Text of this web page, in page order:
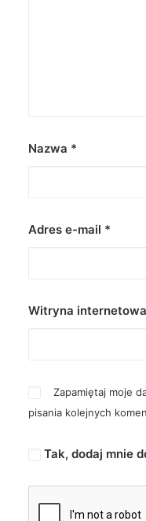
Nazwa *
Adres e-mail *
Witryna internetowa
Zapamiętaj moje
pisania kolejnych
Tak, dodaj mnie